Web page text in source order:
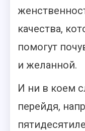
качества,
помогут
и желанной.
И ни в коем
перейдя,